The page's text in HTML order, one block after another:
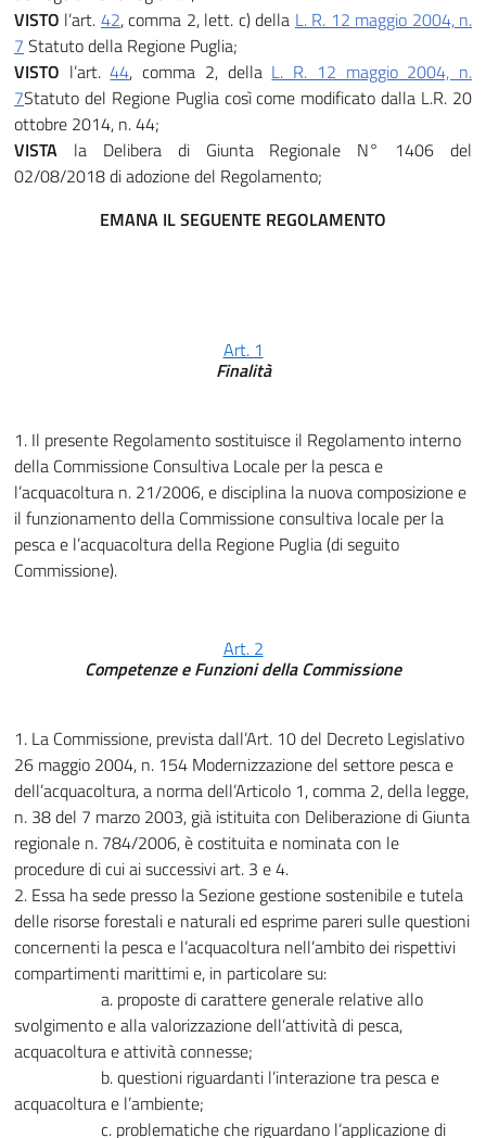
VISTO l’art. 42, comma 2, lett. c) della L. R. 12 maggio 2004, n.
7 Statuto della Regione Puglia;
VISTO l’art.44, comma 2, della L. R. 12 maggio 2004, n.
7Statuto del Regione Puglia così come modificato dalla L.R. 20
ottobre 2014, n. 44;
VISTA la Delibera di Giunta Regionale N° 1406 del
02/08/2018 di adozione del Regolamento;
EMANA IL SEGUENTE REGOLAMENTO
Art. 1
Finalità
1. Il presente Regolamento sostituisce il Regolamento interno
della Commissione Consultiva Locale per la pesca e
l’acquacoltura n. 21/2006, e disciplina la nuova composizione e
il funzionamento della Commissione consultiva locale per la
pesca e l’acquacoltura della Regione Puglia (di seguito
Commissione).
Art. 2
Competenze e Funzioni della Commissione
1. La Commissione, prevista dall’Art. 10 del Decreto Legislativo
26 maggio 2004, n. 154 Modernizzazione del settore pesca e
dell’acquacoltura, a norma dell’Articolo 1, comma 2, della legge,
n. 38 del 7 marzo 2003, già istituita con Deliberazione di Giunta
regionale n. 784/2006, è costituita e nominata con le
procedure di cui ai successivi art. 3 e 4.
2. Essa ha sede presso la Sezione gestione sostenibile e tutela
delle risorse forestali e naturali ed esprime pareri sulle questioni
concernenti la pesca e l’acquacoltura nell’ambito dei rispettivi
compartimenti marittimi e, in particolare su:
a. proposte di carattere generale relative allo
svolgimento e alla valorizzazione dell’attività di pesca,
acquacoltura e attività connesse;
b. questioni riguardanti l’interazione tra pesca e
acquacoltura e l’ambiente;
c. problematiche che riguardano l’applicazione di